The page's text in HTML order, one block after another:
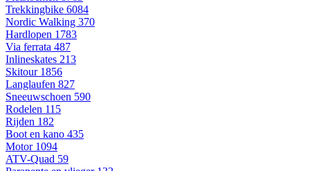
Trekkingbike 6084
Nordic Walking 370
Hardlopen 1783
Via ferrata 487
Inlineskates 213
Skitour 1856
Langlaufen 827
Sneeuwschoen 590
Rodelen 115
Rijden 182
Boot en kano 435
Motor 1094
ATV-Quad 59